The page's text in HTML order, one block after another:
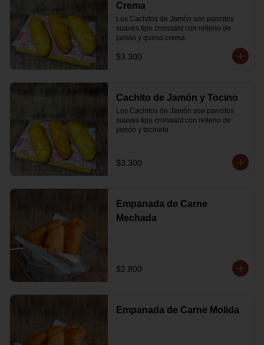
Crema
Los Cachitos de Jamón son pancitos
suaves tipo croissant con relleno de
jamón y queso crema
$3.300
Cachito de Jamón y Tocino
Los Cachitos de Jamón son pancitos
suaves tipo croissant con relleno de
jamón y tocineta
$3.300
Empanada de Carne
Mechada
$2.800
Empanada de Carne Molida